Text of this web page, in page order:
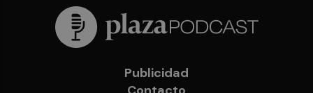
Publicidad